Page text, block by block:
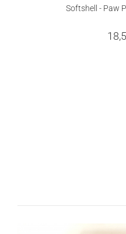
Softshell - Paw